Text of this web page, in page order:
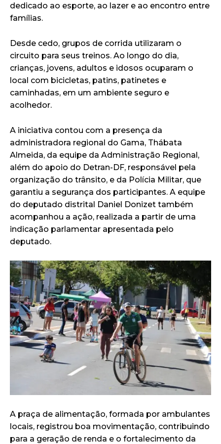
dedicado ao esporte, ao lazer e ao encontro entre
famílias.
Desde cedo, grupos de corrida utilizaram o
circuito para seus treinos. Ao longo do dia,
crianças, jovens, adultos e idosos ocuparam o
local com bicicletas, patins, patinetes e
caminhadas, em um ambiente seguro e
acolhedor.
A iniciativa contou com a presença da
administradora regional do Gama, Thábata
Almeida, da equipe da Administração Regional,
além do apoio do Detran-DF, responsável pela
organização do trânsito, e da Polícia Militar, que
garantiu a segurança dos participantes. A equipe
do deputado distrital Daniel Donizet também
acompanhou a ação, realizada a partir de uma
indicação parlamentar apresentada pelo
deputado.
A praça de alimentação, formada por ambulantes
locais, registrou boa movimentação, contribuindo
para a geração de renda e o fortalecimento da